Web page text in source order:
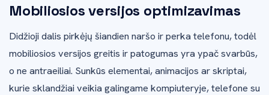
Mobiliosios versijos optimizavimas
Didžioji dalis pirkėjų šiandien naršo ir perka telefonu, todėl
mobiliosios versijos greitis ir patogumas yra ypač svarbūs,
o ne antraeiliai. Sunkūs elementai, animacijos ar skriptai,
kurie sklandžiai veikia galingame kompiuteryje, telefone su